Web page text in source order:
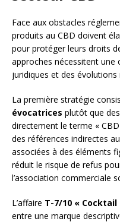
Face aux obstacles
produits au CBD doivent
pour protéger leurs droits
approches nécessitent une
juridiques et des évolutions
La première stratégie
évocatrices plutôt que
directement le terme «
des références indirectes
associées à des éléments
réduit le risque de refus
l’association commerciale
L’affaire T-7/10 «
entre une marque